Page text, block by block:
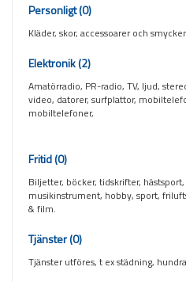
Personligt(0)
Kläder, skor, accessoarer och
Elektronik(2)
Amatörradio, PR-radio, TV, ljud,
video, datorer, surfplattor,
mobiltelefoner,
Fritid(0)
Biljetter, böcker, tidskrifter,
musikinstrument, hobby, sport,
& film.
Tjänster(0)
Tjänster utföres, t ex städning,